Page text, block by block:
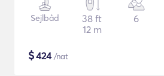
Sejlbåd
38 ft
12 m
6
$424/nat